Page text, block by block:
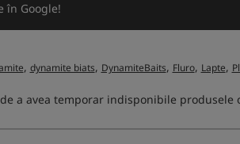
în Google!
, dynamite biats, DynamiteBaits, Fluro, Lapte,
a avea temporar indisponibile